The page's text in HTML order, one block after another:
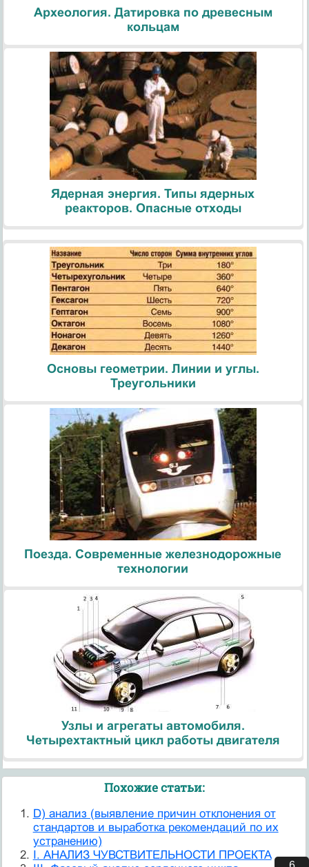
Археология. Датировка по древесным
кольцам
Ядерная энергия. Типы ядерных
реакторов. Опасные отходы
Основы геометрии. Линии и углы.
Треугольники
Поезда. Современные железнодорожные
технологии
Узлы и агрегаты автомобиля.
Четырехтактный цикл работы двигателя
Похожие статьи:
D) анализ (выявление причин отклонения от
стандартов и выработка рекомендаций по их
устранению)
I. АНАЛИЗ ЧУВСТВИТЕЛЬНОСТИ ПРОЕКТА